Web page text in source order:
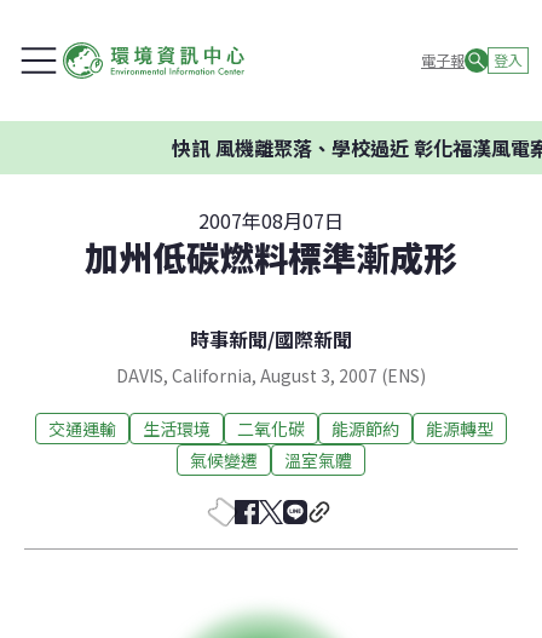
電子報 登入
快訊風機離聚落、學校過近 彰化福漢風電案
2007年08月07日
加州低碳燃料標準漸成形
時事新聞/國際新聞
DAVIS, California, August 3, 2007 (ENS)
交通運輸 生活環境 二氧化碳 能源節約
能源轉型
氣候變遷
溫室氣體